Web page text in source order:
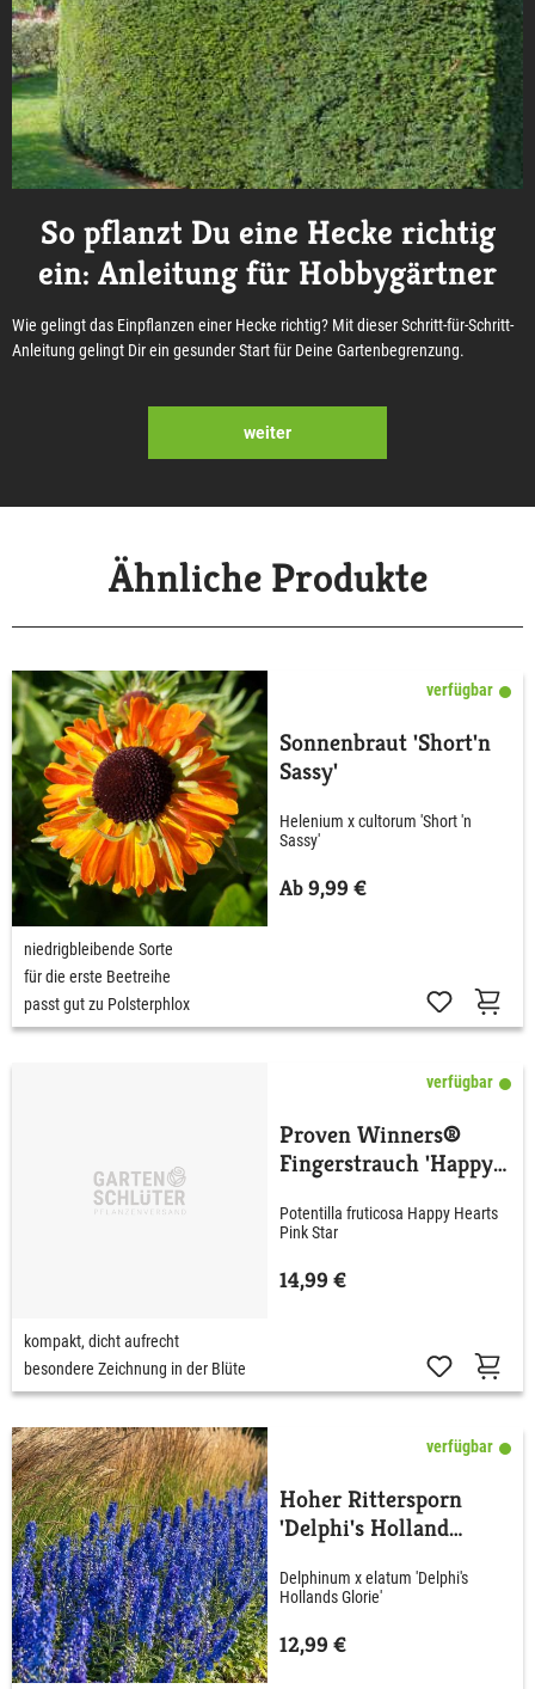
So pflanzt Du eine Hecke richtig
ein: Anleitung für Hobbygärtner
Wie gelingt das Einpflanzen einer Hecke richtig? Mit dieser Schritt-für-Schritt-
Anleitung gelingt Dir ein gesunder Start für Deine Gartenbegrenzung.
weiter
Ähnliche Produkte
verfügbar
Sonnenbraut 'Short'n
Sassy'
Helenium x cultorum 'Short 'n
Sassy'
Ab 9,99 €
niedrigbleibende Sorte
für die erste Beetreihe
passt gut zu Polsterphlox
verfügbar
Proven Winners®
Fingerstrauch 'Happy
Potentilla fruticosa Happy Hearts
Pink Star
14,99 €
kompakt, dicht aufrecht
besondere Zeichnung in der Blüte
verfügbar
Hoher Rittersporn
'Delphi's Holland
Delphinum x elatum 'Delphi's
Hollands Glorie'
12,99 €